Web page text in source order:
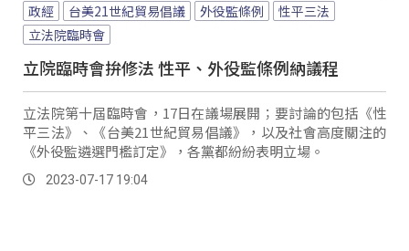
政經 台美21世紀貿易倡議 外役監條例
性平三法
立法院臨時會
立院臨時會拚修法 性平、外役監條例納議程
立法院第十屆臨時會，17日在議場展開；要討論的包括《性
平三法》、《台美21世紀貿易倡議》，以及社會高度關注的
《外役監遴選門檻訂定》，各黨都紛紛表明立場。
2023-07-17 19:04